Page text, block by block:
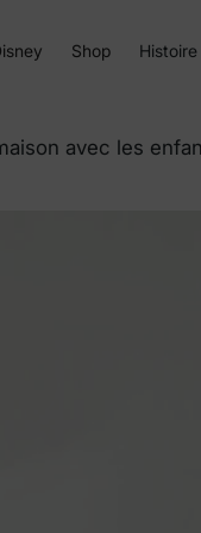
Shop Histoire
avec les